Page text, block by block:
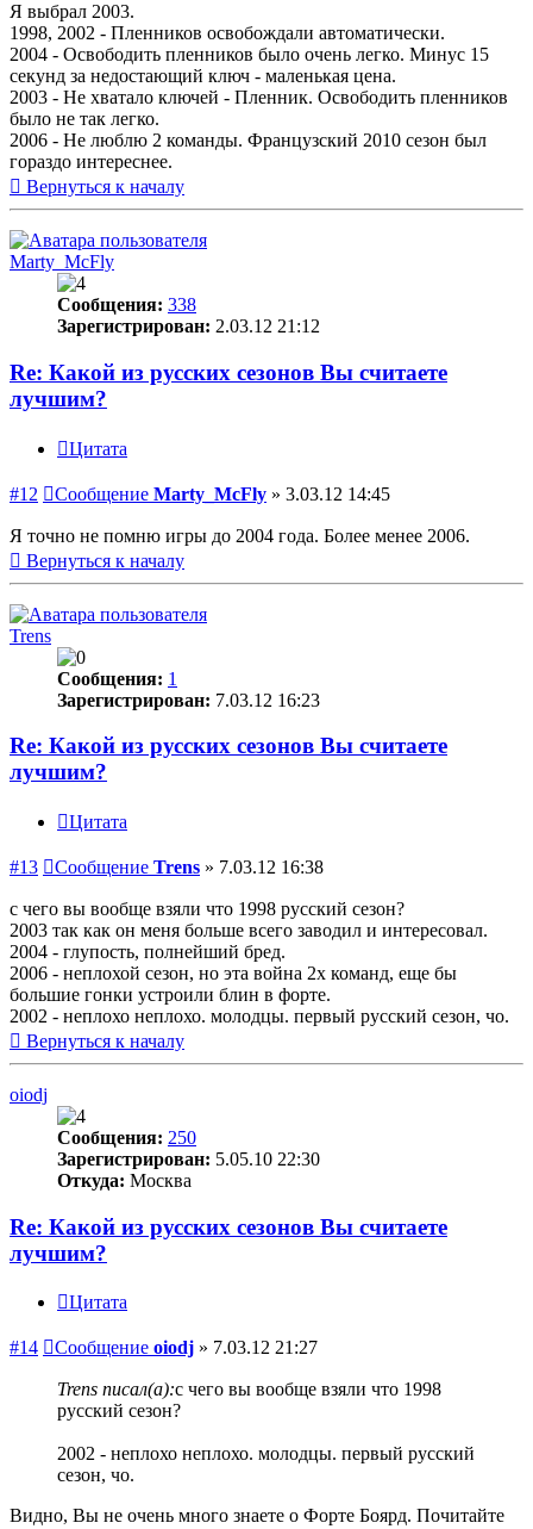
Я выбрал 2003.
1998, 2002 - Пленников освобождали автоматически.
2004 - Освободить пленников было очень легко. Минус 15
секунд за недостающий ключ - маленькая цена.
2003 - Не хватало ключей - Пленник. Освободить пленников
было не так легко.
2006 - Не люблю 2 команды. Французский 2010 сезон был
гораздо интереснее.
Вернуться к началу
Marty_McFly
Сообщения: 338
Зарегистрирован: 2.03.12 21:12
Re: Какой из русских сезонов Вы считаете
лучшим?
Цитата
#12 Сообщение Marty_McFly » 3.03.12 14:45
Я точно не помню игры до 2004 года. Более менее 2006.
Вернуться к началу
Trens
Сообщения: 1
Зарегистрирован: 7.03.12 16:23
Re: Какой из русских сезонов Вы считаете
лучшим?
Цитата
#13 Сообщение Trens » 7.03.12 16:38
с чего вы вообще взяли что 1998 русский сезон?
2003 так как он меня больше всего заводил и интересовал.
2004 - глупость, полнейший бред.
2006 - неплохой сезон, но эта война 2х команд, еще бы
большие гонки устроили блин в форте.
2002 - неплохо неплохо. молодцы. первый русский сезон, чо.
Вернуться к началу
oiodj
Сообщения: 250
Зарегистрирован: 5.05.10 22:30
Откуда: Москва
Re: Какой из русских сезонов Вы считаете
лучшим?
Цитата
#14 Сообщение oiodj » 7.03.12 21:27
Trens писал(а):с чего вы вообще взяли что 1998
русский сезон?
2002 - неплохо неплохо. молодцы. первый русский
сезон, чо.
Видно, Вы не очень много знаете о Форте Боярд. Почитайте